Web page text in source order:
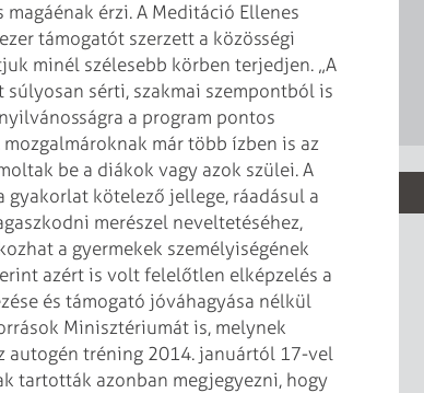
érzi. A Meditáció Ellenes
támogatót szerzett a közösségi
minél szélesebb körben terjedjen. „A
sérti, szakmai szempontból is
a program pontos
már több ízben is az
be a diákok vagy azok szülei. A
kötelező jellege, ráadásul a
merészel neveltetéséhez,
a gyermekek személyiségének
azért is volt felelőtlen elképzelés a
és támogató jóváhagyása nélkül
Minisztériumát is, melynek
autogén tréning 2014. januártól 17-vel
tartották azonban megjegyezni, hogy